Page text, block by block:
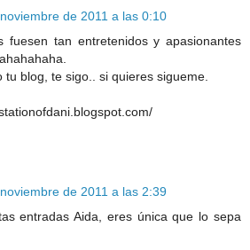
de 2011 a las 0:10
fuesen tan entretenidos y apasionantes
tu blog, te sigo.. si quieres sigueme.
de 2011 a las 2:39
entradas Aida, eres única que lo sepa